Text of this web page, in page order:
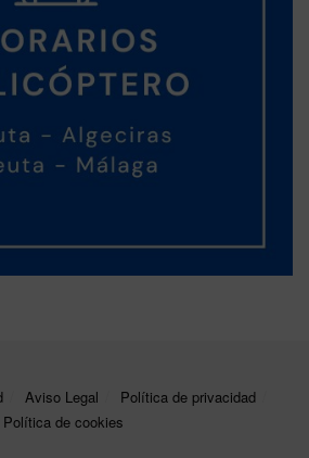
Aviso Legal
Política de privacidad
Política de cookies